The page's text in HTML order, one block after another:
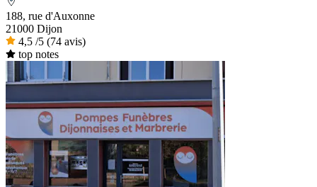
188, rue d'Auxonne
21000 Dijon
4,5 /5 (74 avis)
top notes